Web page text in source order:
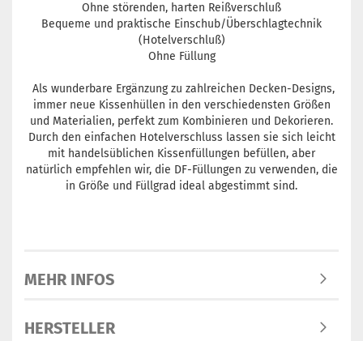
Ohne störenden, harten Reißverschluß
Bequeme und praktische Einschub/Überschlagtechnik
(Hotelverschluß)
Ohne Füllung
Als wunderbare Ergänzung zu zahlreichen Decken-Designs,
immer neue Kissenhüllen in den verschiedensten Größen
und Materialien, perfekt zum Kombinieren und Dekorieren.
Durch den einfachen Hotelverschluss lassen sie sich leicht
mit handelsüblichen Kissenfüllungen befüllen, aber
natürlich empfehlen wir, die DF-Füllungen zu verwenden, die
in Größe und Füllgrad ideal abgestimmt sind.
MEHR INFOS
HERSTELLER